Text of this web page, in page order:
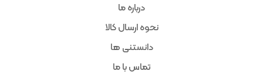
درباره ما
نحوه ارسال کالا
دانستنی ها
تماس با ما